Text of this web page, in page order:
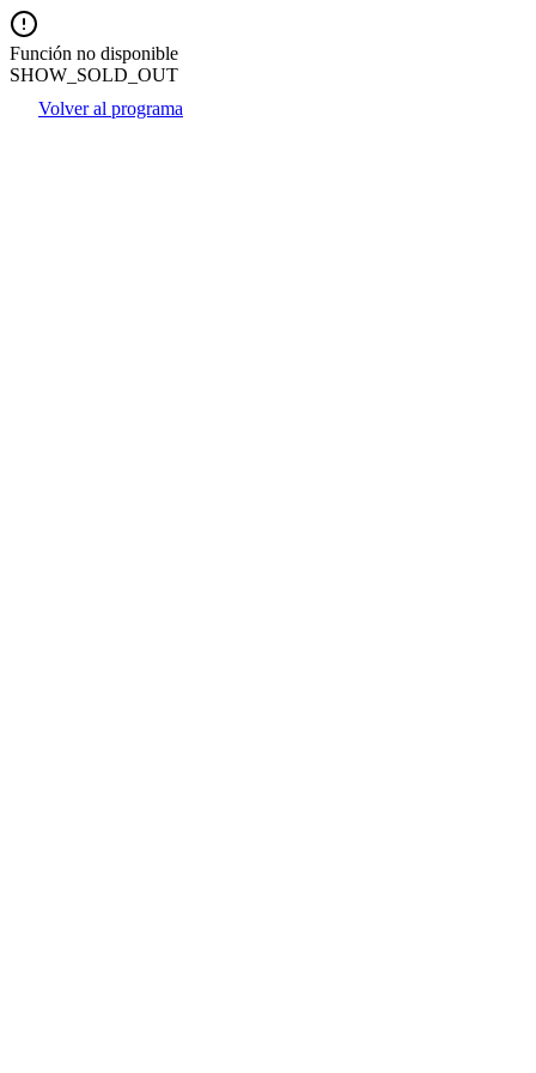
Función no disponible
SHOW_SOLD_OUT
Volver al programa